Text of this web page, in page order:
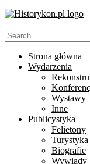
Strona główna
Wydarzenia
Wystawy
Inne
Publicystyka
Felietony
Biografie
Wywiady